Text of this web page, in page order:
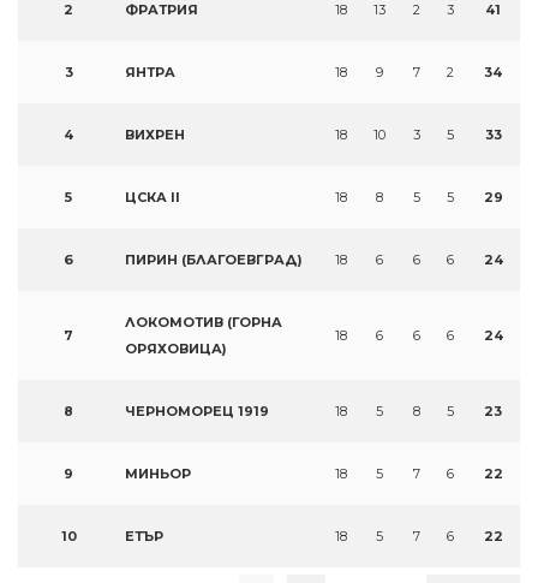
2 ФРАТРИЯ 18 13 2 3 41
3 ЯНТРА 18 9 7 2 34
4 ВИХРЕН 18 10 3 5 33
5 ЦСКА II 18 8 5 5 29
6 ПИРИН (БЛАГОЕВГРАД) 18 6 6 6 24
7
ЛОКОМОТИВ (ГОРНА
ОРЯХОВИЦА)
18 6 6 6 24
8 ЧЕРНОМОРЕЦ 1919 18 5 8 5 23
9 МИНЬОР 18 5 7 6 22
10 ЕТЪР 18 5 7 6 22